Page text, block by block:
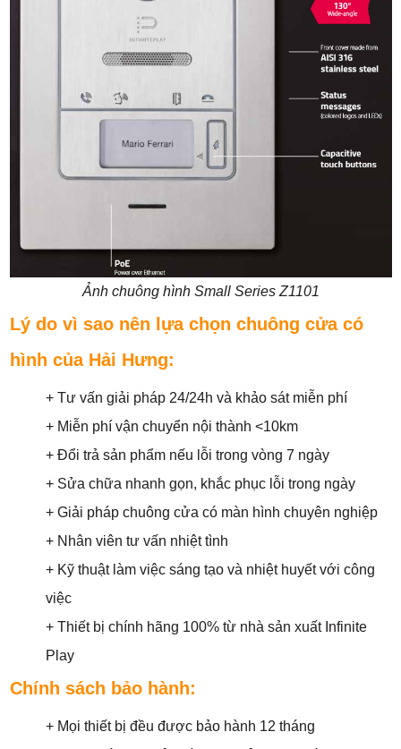
Ảnh chuông hình Small Series Z1101
Lý do vì sao nên lựa chọn chuông cửa có
hình của Hải Hưng:
+ Tư vấn giải pháp 24/24h và khảo sát miễn phí
+ Miễn phí vận chuyển nội thành <10km
+ Đổi trả sản phẩm nếu lỗi trong vòng 7 ngày
+ Sửa chữa nhanh gọn, khắc phục lỗi trong ngày
+ Giải pháp chuông cửa có màn hình chuyên nghiệp
+ Nhân viên tư vấn nhiệt tình
+ Kỹ thuật làm việc sáng tạo và nhiệt huyết với công
việc
+ Thiết bị chính hãng 100% từ nhà sản xuất Infinite
Play
Chính sách bảo hành:
+ Mọi thiết bị đều được bảo hành 12 tháng